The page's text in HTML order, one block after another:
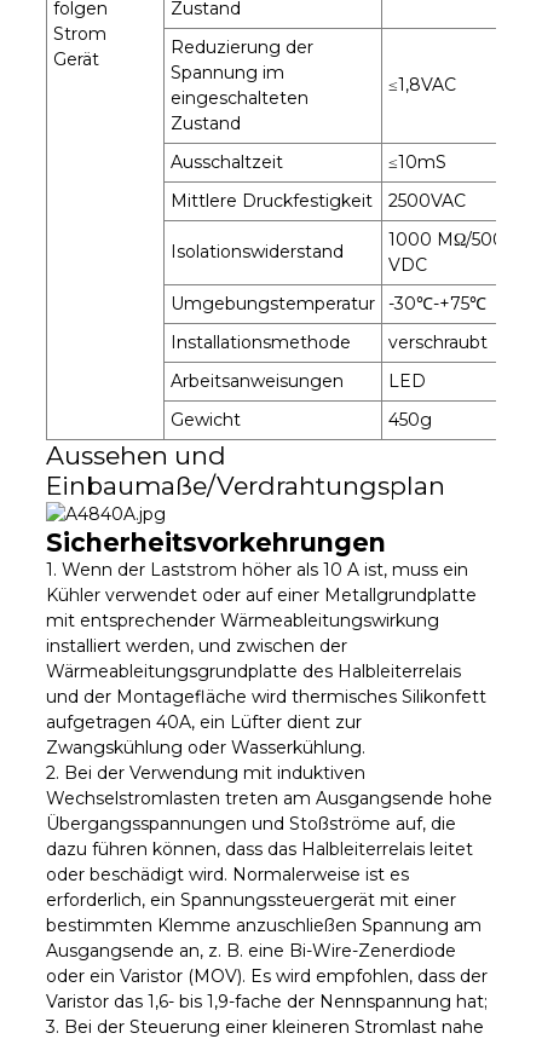
folgen
Strom
Gerät
Zustand
Reduzierung der
Spannung im
eingeschalteten
Zustand
≤1,8VAC
Ausschaltzeit
≤10mS
Mittlere Druckfestigkeit
2500VAC
Isolationswiderstand
1000 MΩ/500
VDC
Umgebungstemperatur
-30℃-+75℃
Installationsmethode
verschraubt
Arbeitsanweisungen
LED
Gewicht
450g
Aussehen und
Einbaumaße/Verdrahtungsplan
Sicherheitsvorkehrungen
1. Wenn der Laststrom höher als 10 A ist, muss ein
Kühler verwendet oder auf einer Metallgrundplatte
mit entsprechender Wärmeableitungswirkung
installiert werden, und zwischen der
Wärmeableitungsgrundplatte des Halbleiterrelais
und der Montagefläche wird thermisches Silikonfett
aufgetragen 40A, ein Lüfter dient zur
Zwangskühlung oder Wasserkühlung.
2. Bei der Verwendung mit induktiven
Wechselstromlasten treten am Ausgangsende hohe
Übergangsspannungen und Stoßströme auf, die
dazu führen können, dass das Halbleiterrelais leitet
oder beschädigt wird. Normalerweise ist es
erforderlich, ein Spannungssteuergerät mit einer
bestimmten Klemme anzuschließen Spannung am
Ausgangsende an, z. B. eine Bi-Wire-Zenerdiode
oder ein Varistor (MOV). Es wird empfohlen, dass der
Varistor das 1,6- bis 1,9-fache der Nennspannung hat;
3. Bei der Steuerung einer kleineren Stromlast nahe